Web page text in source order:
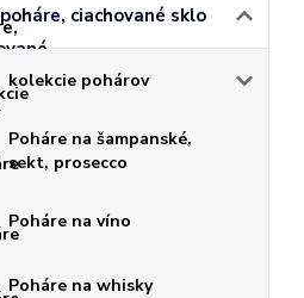
poháre, ciachované sklo
kolekcie pohárov
Poháre na šampanské,
sekt, prosecco
Poháre na víno
Poháre na whisky